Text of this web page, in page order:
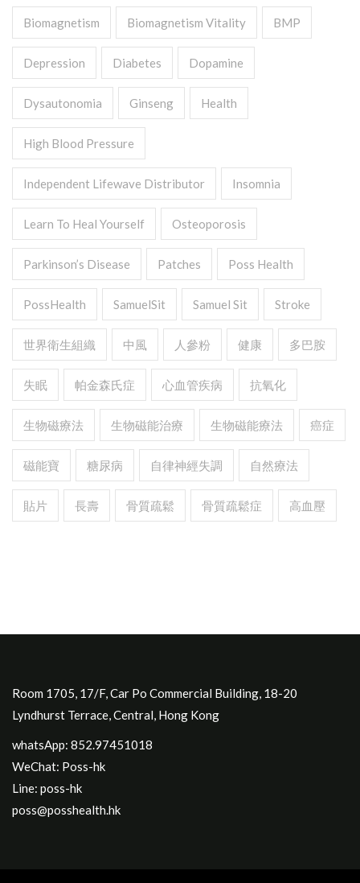
Biomagnetism Biomagnetism Vitality BMP
Depression Diabetes Dopamine
Dysautonomia Ginseng Health
High Blood Pressure
Independent Lifewave Distributor Insomnia
Learn To Heal Yourself Osteoporosis
Parkinson’s Disease Patches Poss Health
PossHealth SamuelSit Samuel Sit Stroke
世界衛生組織 中風 人參粉 健康 多巴胺
失眠 帕金森氏症 心血管疾病 抗氧化
生物磁療法 生物磁能治療 生物磁能療法 癌症
磁能寶 糖尿病 自律神經失調 自然療法
貼片 長壽 骨質疏鬆 骨質疏鬆症 高血壓
Room 1705, 17/F, Car Po Commercial Building, 18-20
Lyndhurst Terrace, Central, Hong Kong
whatsApp: 852.97451018
WeChat: Poss-hk
Line: poss-hk
poss@posshealth.hk